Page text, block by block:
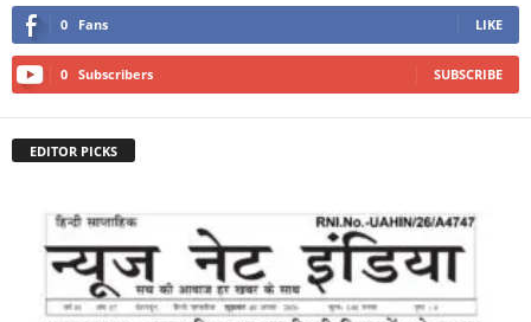
0 Fans LIKE
0 Subscribers SUBSCRIBE
EDITOR PICKS